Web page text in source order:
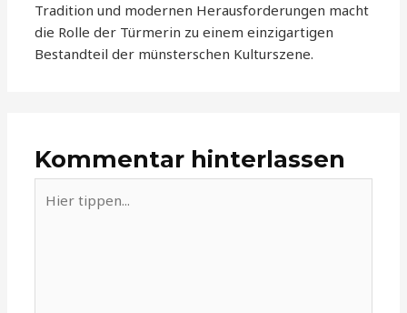
Tradition und modernen Herausforderungen macht
die Rolle der Türmerin zu einem einzigartigen
Bestandteil der münsterschen Kulturszene.
Kommentar hinterlassen
tippen...